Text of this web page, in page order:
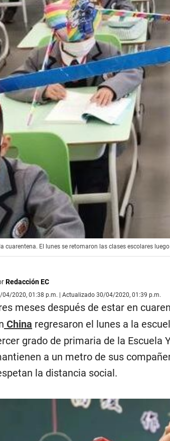
cuarentena. El lunes se retomaron las clases escolares
Redacción EC
04/2020, 01:38 p.m. | Actualizado 30/04/2020, 01:39 p.m.
meses después de estar en
China regresaron el lunes a la
grado de primaria de la Escuela
a un metro de sus
la distancia social.